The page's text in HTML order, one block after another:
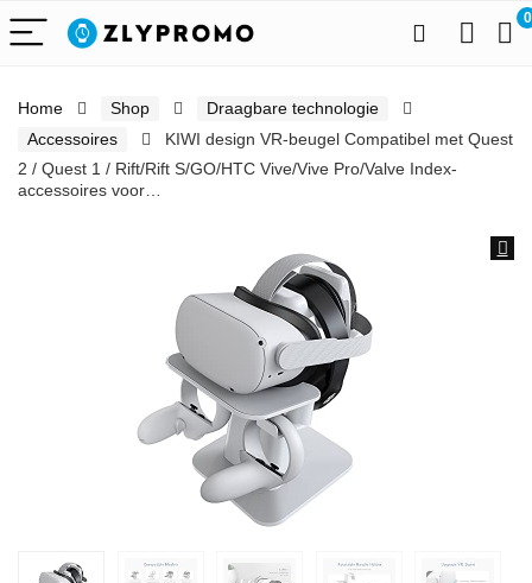
0
Home Shop
Draagbare technologie
Accessoires
KIWI design VR-beugel Compatibel met Quest
2 / Quest 1 / Rift/Rift S/GO/HTC Vive/Vive Pro/Valve Index-
accessoires voor…